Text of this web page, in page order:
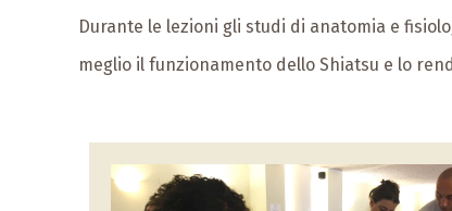
Durante le lezioni gli studi di anatomia e
meglio il funzionamento dello Shiatsu e lo